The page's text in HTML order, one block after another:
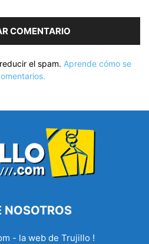
el spam. Aprende cómo se
NOSOTROS
- la web de Trujillo !